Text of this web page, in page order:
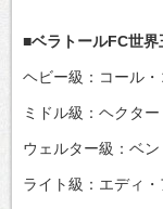
■ベラトールFC世界
ヘビー級：コール・
ミドル級：ヘクタ
ウェルター級：ベ
ライト級：エディ・